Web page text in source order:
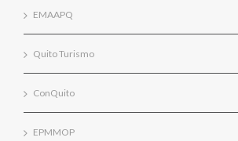
EMAAPQ
Quito Turismo
ConQuito
EPMMOP